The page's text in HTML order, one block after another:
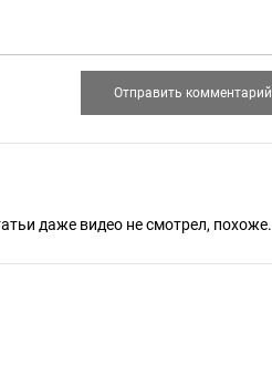
даже видео не смотрел, похоже.